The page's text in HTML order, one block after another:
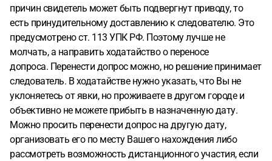
причин свидетель может быть подвергнут приводу, то
есть принудительному доставлению к следователю. Это
предусмотрено ст. 113 УПК РФ. Поэтому лучше не
молчать, а направить ходатайство о переносе
допроса. Перенести допрос можно, но решение принимает
следователь. В ходатайстве нужно указать, что Вы не
уклоняетесь от явки, но проживаете в другом городе и
объективно не можете прибыть в назначенную дату.
Можно просить перенести допрос на другую дату,
организовать его по месту Вашего нахождения либо
рассмотреть возможность дистанционного участия, если